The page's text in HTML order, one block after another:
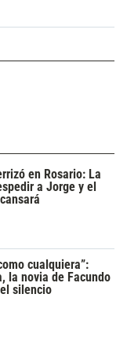
en Rosario: La
a Jorge y el
cualquiera”:
la novia de Facundo
silencio